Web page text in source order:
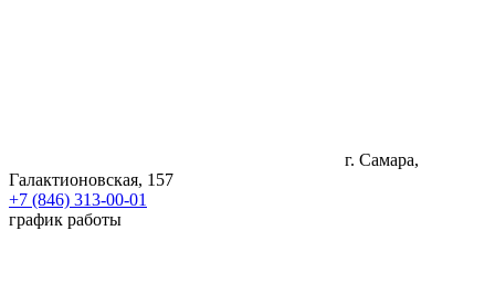
г. Самара,
Галактионовская, 157
+7 (846) 313-00-01
график работы